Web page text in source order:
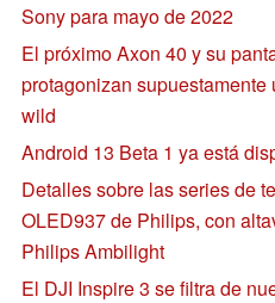
Sony para mayo de 2022
El próximo Axon 40 y su
protagonizan
wild
Android 13 Beta 1 ya está
Detalles sobre las series de
OLED937 de Philips, con
Philips Ambilight
El DJI Inspire 3 se filtra de